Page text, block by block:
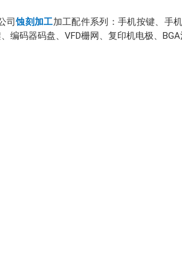
司蚀刻加工加工配件系列：手机按键、手
码器码盘、VFD栅网、复印机电极、BGA